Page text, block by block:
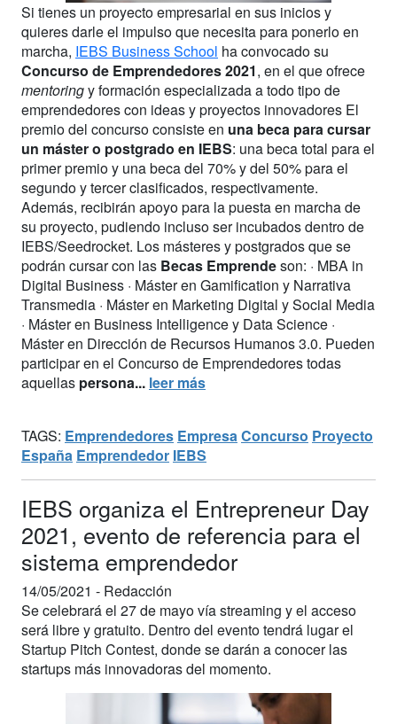
Si tienes un proyecto empresarial en sus inicios y
quieres darle el impulso que necesita para ponerlo en
marcha, IEBS Business School ha convocado su
Concurso de Emprendedores 2021, en el que ofrece
mentoringy formación especializada a todo tipo de
emprendedores con ideas y proyectos innovadores El
premio del concurso consiste en una beca para cursar
un máster o postgrado en IEBS: una beca total para el
primer premio y una beca del 70% y del 50% para el
segundo y tercer clasificados, respectivamente.
Además, recibirán apoyo para la puesta en marcha de
su proyecto, pudiendo incluso ser incubados dentro de
IEBS/Seedrocket. Los másteres y postgrados que se
podrán cursar con las Becas Emprendeson: · MBA in
Digital Business · Máster en Gamification y Narrativa
Transmedia · Máster en Marketing Digital y Social Media
· Máster en Business Intelligence y Data Science ·
Máster en Dirección de Recursos Humanos 3.0. Pueden
participar en el Concurso de Emprendedores todas
aquellas persona... leer más
TAGS: Emprendedores Empresa Concurso Proyecto
España Emprendedor IEBS
IEBS organiza el Entrepreneur Day
2021, evento de referencia para el
sistema emprendedor
14/05/2021 - Redacción
Se celebrará el 27 de mayo vía streaming y el acceso
será libre y gratuito. Dentro del evento tendrá lugar el
Startup Pitch Contest, donde se darán a conocer las
startups más innovadoras del momento.